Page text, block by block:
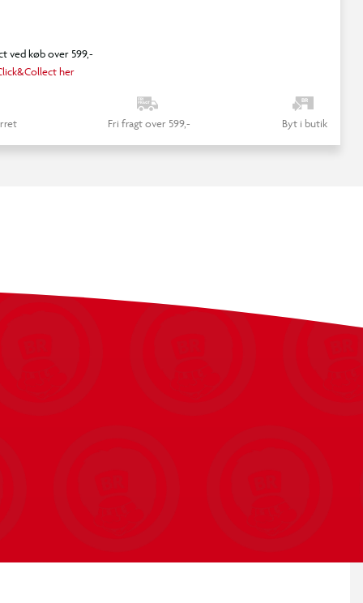
ved køb over 599,-
her
Fri fragt over 599,- Byt i butik